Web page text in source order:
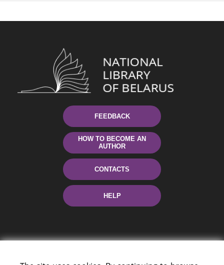
FEEDBACK
HOW TO BECOME AN
AUTHOR
CONTACTS
HELP